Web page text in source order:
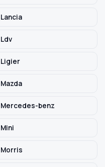
Lancia
Ldv
Ligier
Mazda
Mercedes-benz
Mini
Morris